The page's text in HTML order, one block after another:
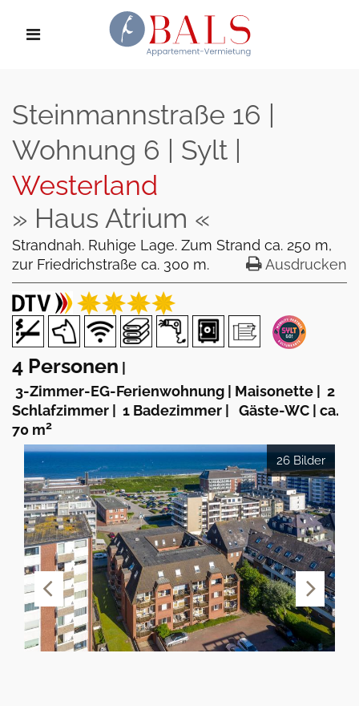
Steinmannstraße 16 |
Wohnung 6 | Sylt |
Westerland
» Haus Atrium «
Strandnah. Ruhige Lage. Zum Strand ca. 250 m,
zur Friedrichstraße ca. 300 m.
Ausdrucken
4 Personen
3-Zimmer-EG-Ferienwohnung | Maisonette
2
Schlafzimmer
1 Badezimmer Gäste-WC
ca.
70 m2
26 Bilder